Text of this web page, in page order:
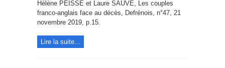
franco-
anglais
face
Hélène PEISSE et Laure SAUVE, Les couples
franco-anglais face au décès, Defrénois, n°47, 21
novembre 2019, p.15.
Lire la suite...